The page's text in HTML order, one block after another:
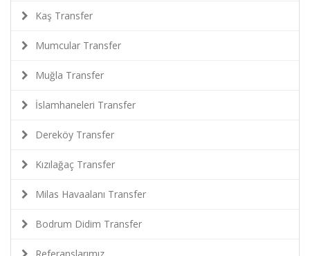
Kaş Transfer
Mumcular Transfer
Muğla Transfer
İslamhaneleri Transfer
Dereköy Transfer
Kızılağaç Transfer
Milas Havaalanı Transfer
Bodrum Didim Transfer